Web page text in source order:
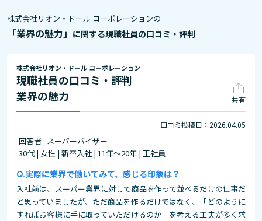
株式会社リオン・ドール コーポレーションの
「業界の魅力」 に関する現職社員の口コミ・評判
株式会社リオン・ドール コーポレーション
現職社員の口コミ・評判
業界の魅力
共有
口コミ投稿日：2026.04.05
回答者 : スーパーバイザー
30代 | 女性 | 新卒入社 | 11年～20年 | 正社員
実際に業界で働いてみて、感じる印象は？
入社前は、スーパー業界に対して商品を作って並べるだけの仕事だ
と思っていましたが、ただ商品を作るだけではなく、「どのように
すればお客様に手に取っていただけるのか」を考える工夫が多く求